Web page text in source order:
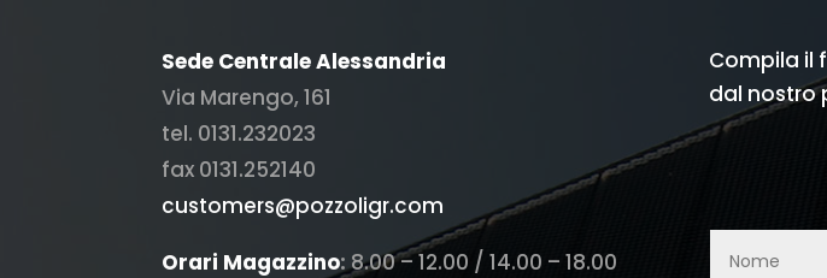
Sede Centrale Alessandria
Via Marengo, 161
tel. 0131.232023
fax 0131.252140
customers@pozzoligr.com
Orari Magazzino:8.00 – 12.00 / 14.00 – 18.00
Compila il
dal nostro